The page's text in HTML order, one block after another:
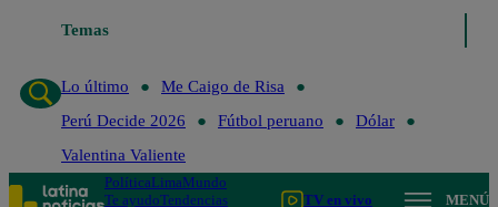
Temas
Lo último
Me Caigo de Risa
Perú Decide 2026
Fútbol peruano
Dólar
Valentina Valiente
PolíticaLimaMundo
Te ayudoTendencias
TV en vivo MENÚ